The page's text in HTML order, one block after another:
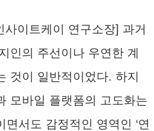
사이트케이 연구소장] 과거
인의 주선이나 우연한 계
것이 일반적이었다. 하지
모바일 플랫폼의 고도화는
서도 감정적인 영역인 ‘연